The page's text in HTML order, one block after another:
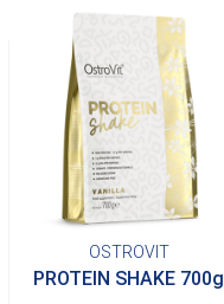
OSTROVIT
PROTEIN SHAKE 700g